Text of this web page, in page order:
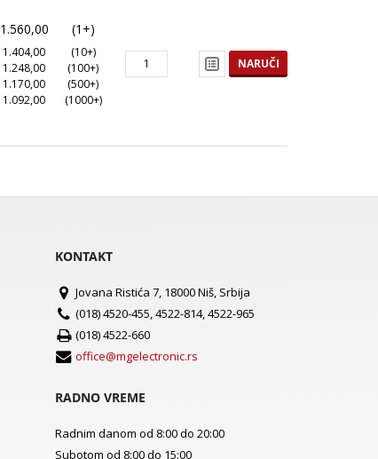
1.560,00 (1+)
1.404,00
(10+)
1.248,00
(100+)
1.170,00
(500+)
1.092,00
(1000+)
NARUČI
KONTAKT
Jovana Ristića 7, 18000 Niš, Srbija
(018) 4520-455, 4522-814, 4522-965
(018) 4522-660
office@mgelectronic.rs
RADNO VREME
Radnim danom od 8:00 do 20:00
Subotom od 8:00 do 15:00